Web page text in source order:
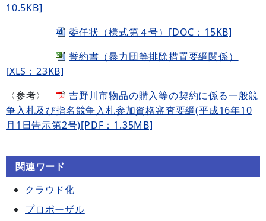
10.5KB]
委任状（様式第４号）[DOC：15KB]
誓約書（暴力団等排除措置要綱関係）
[XLS：23KB]
〈参考〉
吉野川市物品の購入等の契約に係る一般競
争入札及び指名競争入札参加資格審査要綱(平成16年10
月1日告示第2号)[PDF：1.35MB]
関連ワード
クラウド化
プロポーザル